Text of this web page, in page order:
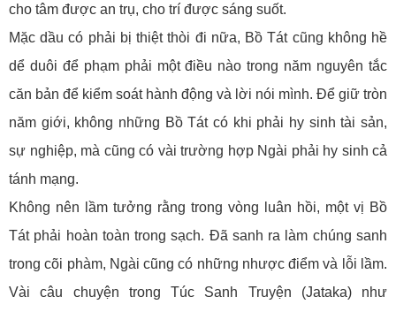
cho tâm được an trụ, cho trí được sáng suốt.
Mặc dầu có phải bị thiệt thòi đi nữa, Bồ Tát cũng không hề
dể duôi để phạm phải một điều nào trong năm nguyên tắc
căn bản để kiểm soát hành động và lời nói mình. Để giữ tròn
năm giới, không những Bồ Tát có khi phải hy sinh tài sản,
sự nghiệp, mà cũng có vài trường hợp Ngài phải hy sinh cả
tánh mạng.
Không nên lầm tưởng rằng trong vòng luân hồi, một vị Bồ
Tát phải hoàn toàn trong sạch. Đã sanh ra làm chúng sanh
trong cõi phàm, Ngài cũng có những nhược điểm và lỗi lầm.
Vài câu chuyện trong Túc Sanh Truyện (Jataka) như